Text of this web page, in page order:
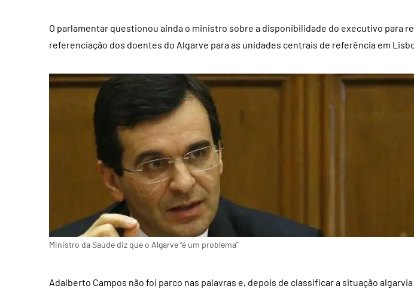
O parlamentar questionou ainda o ministro sobre a disponibilidade do executivo para
referenciação dos doentes do Algarve para as unidades centrais de referência em
Ministro da Saúde diz que o Algarve “é um problema”
Adalberto Campos não foi parco nas palavras e, depois de classificar a situação